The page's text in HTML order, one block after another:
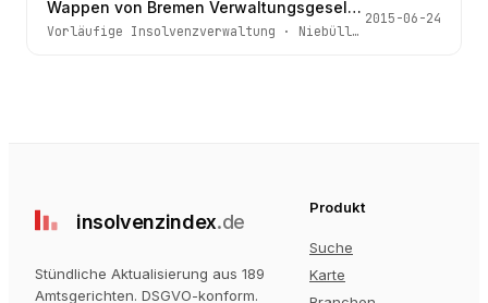
Wappen von Bremen Verwaltungsgesellschaft mbH
Vorläufige Insolvenzverwaltung · Niebüll· Az.
2015-06-24
insolvenzindex.de
Stündliche Aktualisierung aus 189
Amtsgerichten. DSGVO-konform.
Produkt
Suche
Karte